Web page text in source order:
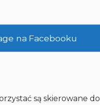
na Facebooku
są skierowane do